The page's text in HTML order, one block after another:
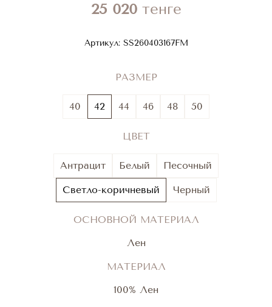
25 020 тенге
Артикул:SS260403167FM
РАЗМЕР
40 42 44 46 48 50
ЦВЕТ
Антрацит Белый Песочный
Светло-коричневый Черный
ОСНОВНОЙ МАТЕРИАЛ
Лен
МАТЕРИАЛ
100% Лен